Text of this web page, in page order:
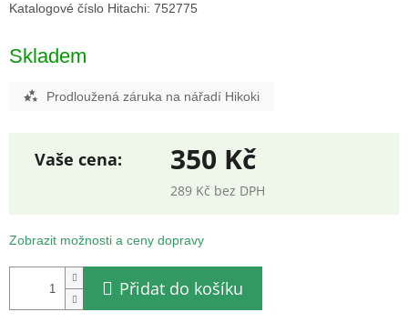
Katalogové číslo Hitachi: 752775
Skladem
Prodloužená záruka na nářadí Hikoki
350 Kč
289 Kč bez DPH
cena:
Zobrazit možnosti a ceny dopravy
Přidat do košíku